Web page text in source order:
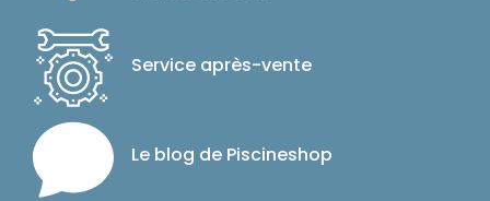
Service après-vente
Le blog de Piscineshop